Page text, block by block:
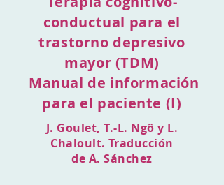
conductual para el
trastorno depresivo
mayor (TDM)
Manual de información
para el paciente (I)
J. Goulet, T.-L. Ngô y L.
Chaloult. Traducción
de A. Sánchez